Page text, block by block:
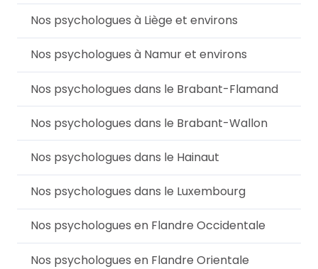
Nos psychologues à Liège et environs
Nos psychologues à Namur et environs
Nos psychologues dans le Brabant-Flamand
Nos psychologues dans le Brabant-Wallon
Nos psychologues dans le Hainaut
Nos psychologues dans le Luxembourg
Nos psychologues en Flandre Occidentale
Nos psychologues en Flandre Orientale